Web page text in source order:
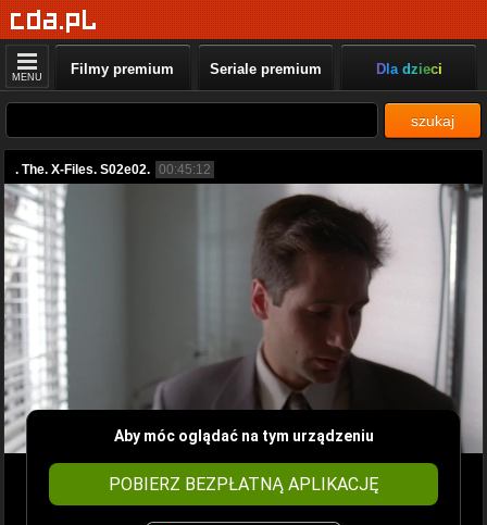
MENU Filmy premium Seriale premium Dla dzieci
szukaj
. The. X-Files. S02e02. 00:45:12
Aby móc oglądać na tym urządzeniu
POBIERZ BEZPŁATNĄ APLIKACJĘ